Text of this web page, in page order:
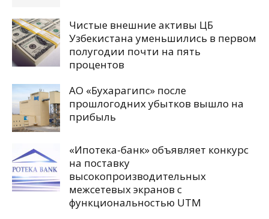
Чистые внешние активы ЦБ
Узбекистана уменьшились в первом
полугодии почти на пять
процентов
АО «Бухарагипс» после
прошлогодних убытков вышло на
прибыль
«Ипотека-банк» объявляет конкурс
на поставку
высокопроизводительных
межсетевых экранов с
функциональностью UTM